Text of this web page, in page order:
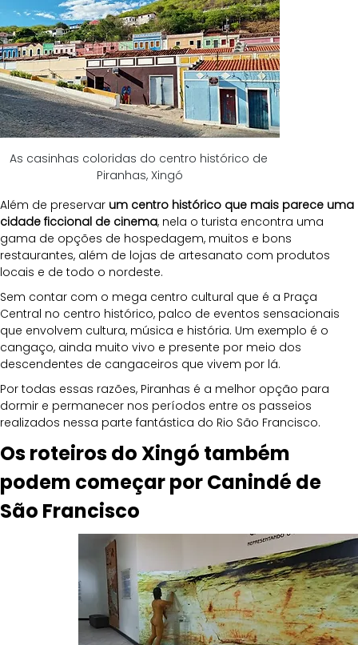
As casinhas coloridas do centro histórico de
Piranhas, Xingó
Além de preservar um centro histórico que mais parece uma
cidade ficcional de cinema, nela o turista encontra uma
gama de opções de hospedagem, muitos e bons
restaurantes, além de lojas de artesanato com produtos
locais e de todo o nordeste.
Sem contar com o mega centro cultural que é a Praça
Central no centro histórico, palco de eventos sensacionais
que envolvem cultura, música e história. Um exemplo é o
cangaço, ainda muito vivo e presente por meio dos
descendentes de cangaceiros que vivem por lá.
Por todas essas razões, Piranhas é a melhor opção para
dormir e permanecer nos períodos entre os passeios
realizados nessa parte fantástica do Rio São Francisco.
Os roteiros do Xingó também
podem começar por Canindé de
São Francisco